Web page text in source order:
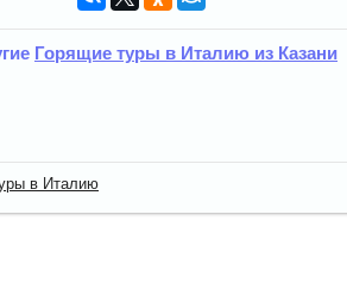
Горящие туры в Италию из Казани
в Италию